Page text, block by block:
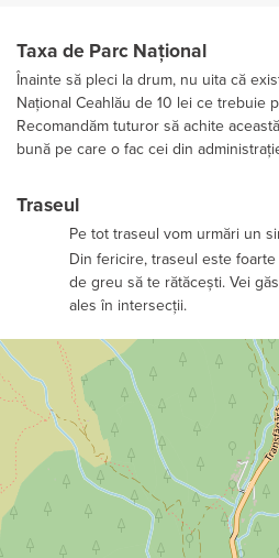
Taxa de Parc Național
Înainte să pleci la drum, nu uita că
Național Ceahlău de 10 lei ce trebuie
Recomandăm tuturor să achite
bună pe care o fac cei din
Traseul
Pe tot traseul vom urmări un
Din fericire, traseul este
de greu să te rătăcești. Vei
ales în intersecții.